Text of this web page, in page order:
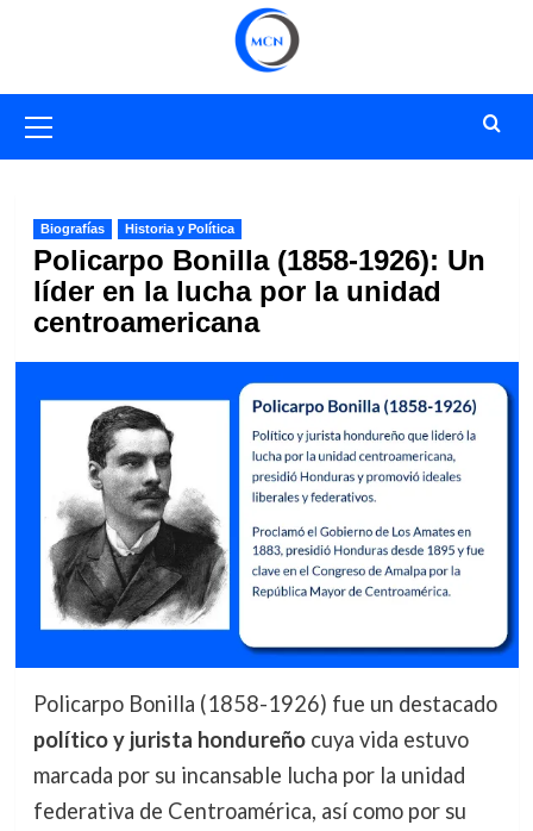
primario
Biografías Historia y Política
Policarpo Bonilla (1858-1926): Un
líder en la lucha por la unidad
centroamericana
Policarpo Bonilla (1858-1926) fue un destacado
político y jurista hondureñocuya vida estuvo
marcada por su incansable lucha por la unidad
federativa de Centroamérica, así como por su